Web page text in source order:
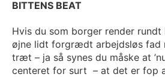
BITTENS BEAT
Hvis du som borger render
øjne lidt forgrædt arbejdsløs fad
træt – ja så synes du måske at
centeret for surt – at det er fop